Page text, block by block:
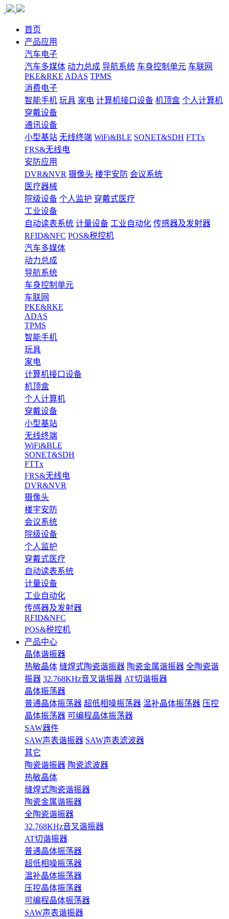
首页
产品应用
汽车电子
汽车多媒体 动力总成 导航系统 车身控制单元 车联网
PKE&RKE ADAS TPMS
消费电子
智能手机 玩具 家电 计算机接口设备 机顶盒 个人计算机
穿戴设备
通讯设备
小型基站 无线终端 WiFi&BLE SONET&SDH FTTx
FRS&无线电
安防应用
DVR&NVR 摄像头 楼宇安防 会议系统
医疗器械
院级设备 个人监护 穿戴式医疗
工业设备
自动读表系统 计量设备 工业自动化 传感器及发射器
RFID&NFC POS&税控机
汽车多媒体
动力总成
导航系统
车身控制单元
车联网
PKE&RKE
ADAS
TPMS
智能手机
玩具
家电
计算机接口设备
机顶盒
个人计算机
穿戴设备
小型基站
无线终端
WiFi&BLE
SONET&SDH
FTTx
FRS&无线电
DVR&NVR
摄像头
楼宇安防
会议系统
院级设备
个人监护
穿戴式医疗
自动读表系统
计量设备
工业自动化
传感器及发射器
RFID&NFC
POS&税控机
产品中心
晶体谐振器
热敏晶体 缝焊式陶瓷谐振器 陶瓷金属谐振器 全陶瓷谐
振器 32.768KHz音叉谐振器 AT切谐振器
晶体振荡器
普通晶体振荡器 超低相噪振荡器 温补晶体振荡器 压控
晶体振荡器 可编程晶体振荡器
SAW器件
SAW声表谐振器 SAW声表滤波器
其它
陶瓷谐振器 陶瓷滤波器
热敏晶体
缝焊式陶瓷谐振器
陶瓷金属谐振器
全陶瓷谐振器
32.768KHz音叉谐振器
AT切谐振器
普通晶体振荡器
超低相噪振荡器
温补晶体振荡器
压控晶体振荡器
可编程晶体振荡器
SAW声表谐振器